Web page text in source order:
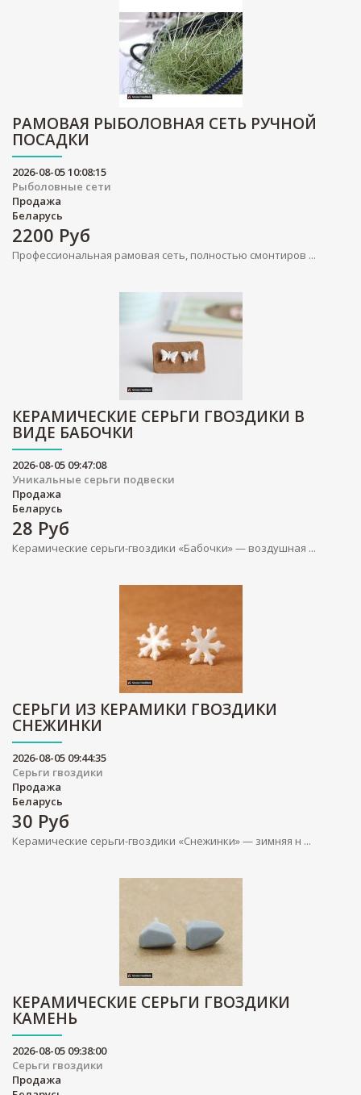
РАМОВАЯ РЫБОЛОВНАЯ СЕТЬ РУЧНОЙ
ПОСАДКИ
2026-08-05 10:08:15
Рыболовные сети
Продажа
Беларусь
2200 Руб
Профессиональная рамовая сеть, полностью смонтиров ...
КЕРАМИЧЕСКИЕ СЕРЬГИ ГВОЗДИКИ В
ВИДЕ БАБОЧКИ
2026-08-05 09:47:08
Уникальные серьги подвески
Продажа
Беларусь
28 Руб
Керамические серьги-гвоздики «Бабочки» — воздушная ...
СЕРЬГИ ИЗ КЕРАМИКИ ГВОЗДИКИ
СНЕЖИНКИ
2026-08-05 09:44:35
Серьги гвоздики
Продажа
Беларусь
30 Руб
Керамические серьги-гвоздики «Снежинки» — зимняя н ...
КЕРАМИЧЕСКИЕ СЕРЬГИ ГВОЗДИКИ
КАМЕНЬ
2026-08-05 09:38:00
Серьги гвоздики
Продажа